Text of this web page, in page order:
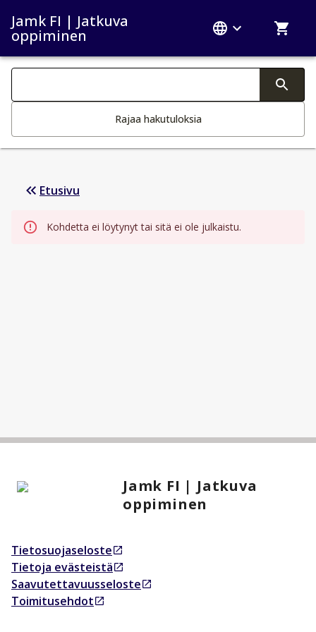
Jamk FI | Jatkuva
oppiminen
Haku kategoriat
Rajaa hakutuloksia
Etusivu
Kohdetta ei löytynyt tai sitä ei ole julkaistu.
Jamk FI | Jatkuva
oppiminen
Tietosuojaseloste
Avautuu uudessa välilehdessä
Tietoja evästeistä
Avautuu uudessa välilehdessä
Saavutettavuusseloste
Avautuu uudessa välilehdessä
Toimitusehdot
Avautuu uudessa välilehdessä